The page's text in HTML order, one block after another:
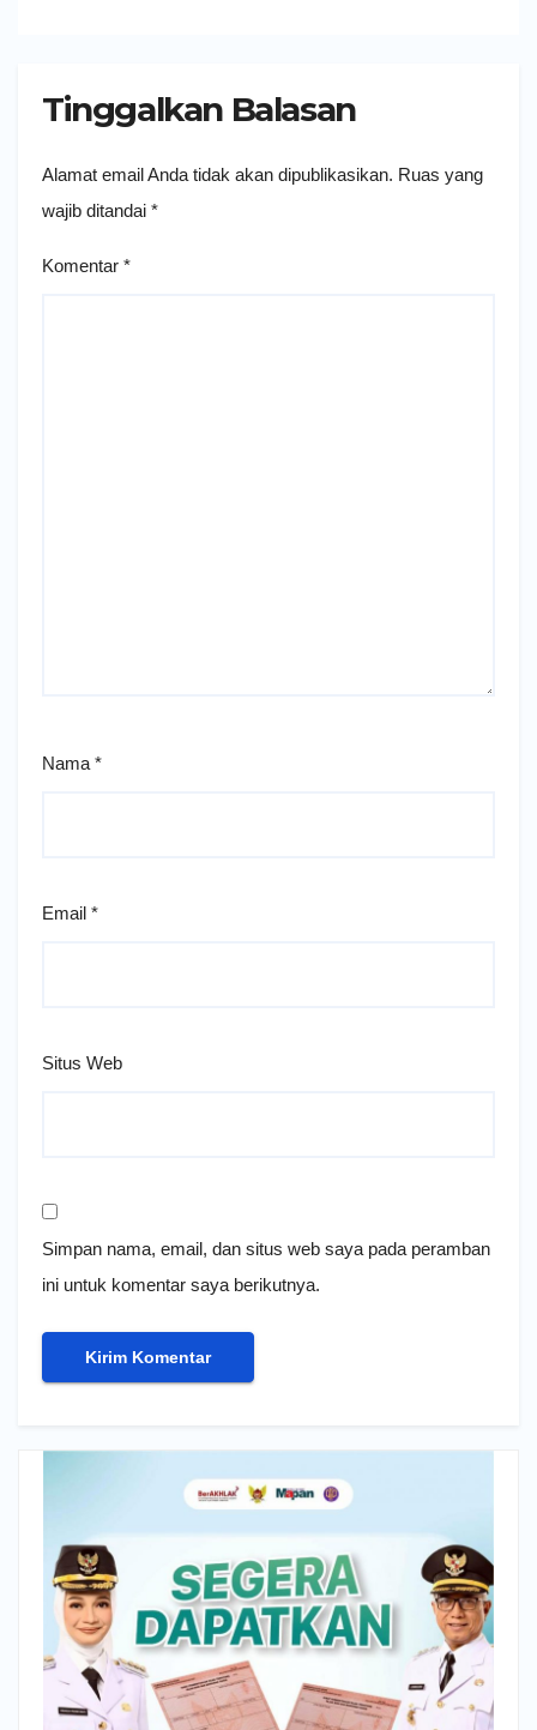
Tinggalkan Balasan
Alamat email Anda tidak akan dipublikasikan. Ruas yang
wajib ditandai *
Komentar *
Nama *
Email *
Situs Web
Simpan nama, email, dan situs web saya pada peramban
ini untuk komentar saya berikutnya.